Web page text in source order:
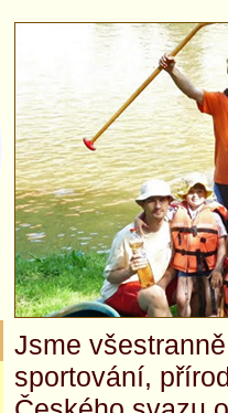
Jsme
sportování,